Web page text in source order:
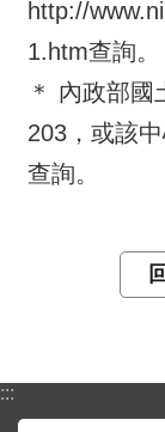
站
資
放
宣
告
策
http://
1.htm查詢。
＊ 內政部
203，或該
查詢。
:::